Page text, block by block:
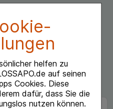
helfen zu
auf seinen
Cookies. Diese
dafür, dass Sie die
nutzen können.